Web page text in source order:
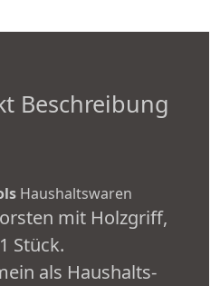
Beschreibung
Haushaltswaren
mit Holzgriff,
1 Stück.
als Haushalts-